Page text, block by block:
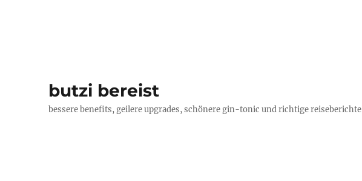
butzi bereist
bessere benefits, geilere upgrades, schönere gin-tonic und richtige reiseberichte